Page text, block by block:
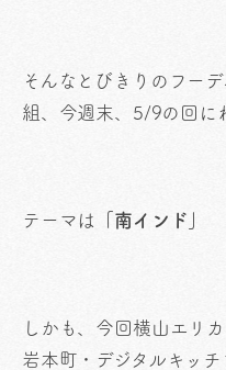
そんなとびきりのフー
組、今週末、5/9の回に
テーマは 「南インド」
しかも、今回横山エリ
岩本町・デジタルキッ